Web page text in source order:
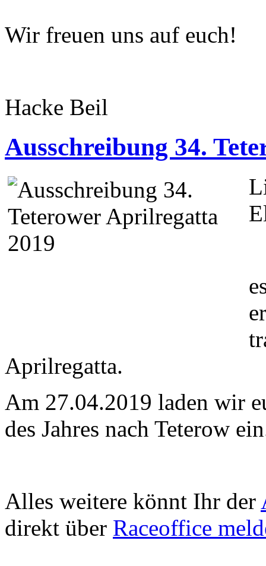
Wir freuen uns auf euch!
Hacke Beil
Ausschreibung 34.
Aprilregatta.
Am 27.04.2019 laden wir
des Jahres nach Teterow
Alles weitere könnt Ihr der
direkt über Raceoffice